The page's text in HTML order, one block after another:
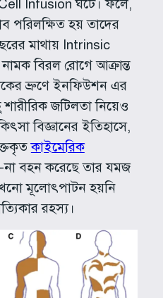
Infusion ঘটে। ফলে,
পরিলক্ষিত হয় তাদের
মাথায় Intrinsic
বিরল রোগে আক্রান্ত
ভ্রুণে ইনফিউশন এর
জটিলতা নিয়েও
বিজ্ঞানের ইতিহাসে,
কাইমেরিক
বহন করেছে তার যমজ
মূলোৎপাটন হয়নি
রহস্য।